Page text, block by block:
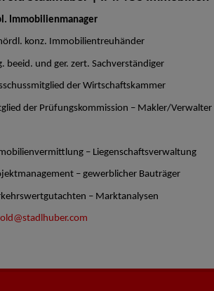
Immobilienmanager
konz. Immobilientreuhänder
beeid. und ger. zert. Sachverständiger
der Wirtschaftskammer
der Prüfungskommission – Makler/Verwalter
– Liegenschaftsverwaltung
– gewerblicher Bauträger
– Marktanalysen